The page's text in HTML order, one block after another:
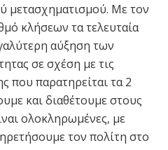
μετασχηματισμού. Με τον
κλήσεων τα τελευταία
αύξηση των
σε σχέση με τις
που παρατηρείται τα 2
και διαθέτουμε στους
ολοκληρωμένες, με
τον πολίτη στο